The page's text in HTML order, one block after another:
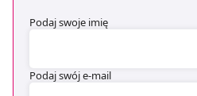
Podaj swoje imię
Podaj swój e-mail